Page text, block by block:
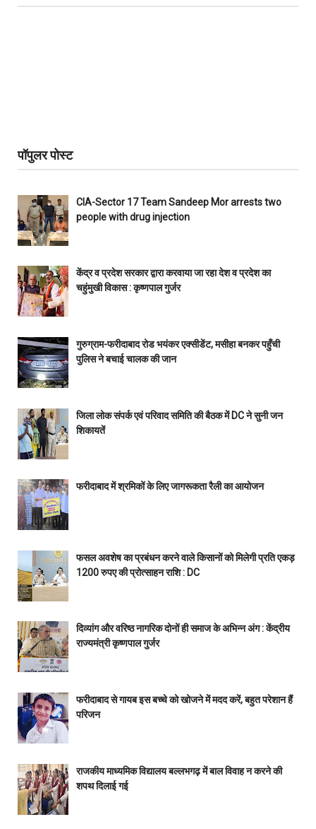
पॉपुलर पोस्ट
CIA-Sector 17 Team Sandeep Mor arrests two
people with drug injection
केंद्र व प्रदेश सरकार द्वारा करवाया जा रहा देश व प्रदेश का
चहुंमुखी विकास : कृष्णपाल गुर्जर
गुरुग्राम-फरीदाबाद रोड भयंकर एक्सीडेंट, मसीहा बनकर पहुँची
पुलिस ने बचाई चालक की जान
जिला लोक संपर्क एवं परिवाद समिति की बैठक में DC ने सुनी जन
शिकायतें
फरीदाबाद में श्रमिकों के लिए जागरूकता रैली का आयोजन
फसल अवशेष का प्रबंधन करने वाले किसानों को मिलेगी प्रति एकड़
1200 रुपए की प्रोत्साहन राशि : DC
दिव्यांग और वरिष्ठ नागरिक दोनों ही समाज के अभिन्न अंग : केंद्रीय
राज्यमंत्री कृष्णपाल गुर्जर
फरीदाबाद से गायब इस बच्चे को खोजने में मदद करें, बहुत परेशान हैं
परिजन
राजकीय माध्यमिक विद्यालय बल्लभगढ़ में बाल विवाह न करने की
शपथ दिलाई गई